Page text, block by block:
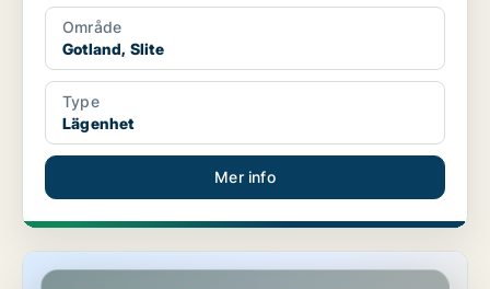
Område
Gotland, Slite
Type
Lägenhet
Mer info
Lägenhet i Gotland, Visby